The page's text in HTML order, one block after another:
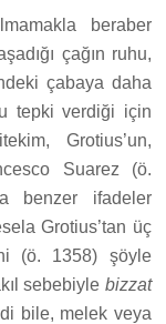
beraber
çağın ruhu,
çabaya daha
tepki verdiği için
Grotius’un,
Suarez (ö.
benzer ifadeler
Grotius’tan üç
(ö. 1358) şöyle
sebebiyle bizzat
bile, melek veya